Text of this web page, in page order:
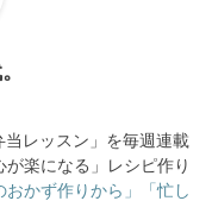
当レッスン」を毎週連載
楽になる」レシピ作り
おかず作りから」
「忙し